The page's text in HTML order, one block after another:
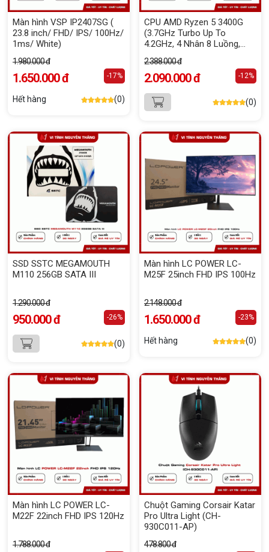
Màn hình VSP IP2407SG (
23.8 inch/ FHD/ IPS/ 100Hz/
1ms/ White)
1.980.000 đ
1.650.000 đ -17%
Hết hàng (0)
CPU AMD Ryzen 5 3400G
(3.7GHz Turbo Up To
4.2GHz, 4 Nhân 8 Luồng,
Chính Hãng
2.388.000 đ
2.090.000 đ -12%
(0)
SSD SSTC MEGAMOUTH
M110 256GB SATA III
1.290.000 đ
950.000 đ -26%
(0)
Màn hình LC POWER LC-
M25F 25inch FHD IPS 100Hz
2.148.000 đ
1.650.000 đ -23%
Hết hàng (0)
Màn hình LC POWER LC-
M22F 22inch FHD IPS 120Hz
1.788.000 đ
Chuột Gaming Corsair Katar
Pro Ultra Light (CH-
930C011-AP)
478.800 đ